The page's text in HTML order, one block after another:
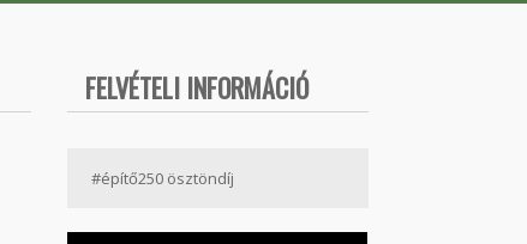
FELVÉTELI INFORMÁCIÓ
#építő250 ösztöndíj